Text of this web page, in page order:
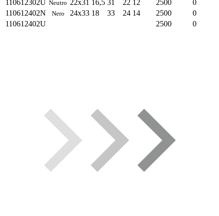
110612302U Neutro 22x31 16,5 31 22 12 2500
0
110612402N
Nero 24x33 18 33 24 14 2500
0
110612402U
2500 0